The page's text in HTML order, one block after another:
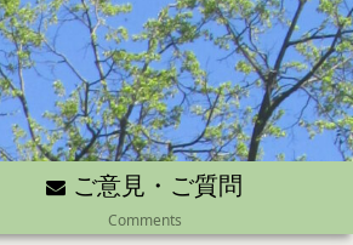
ご意見・ご質問
Comments